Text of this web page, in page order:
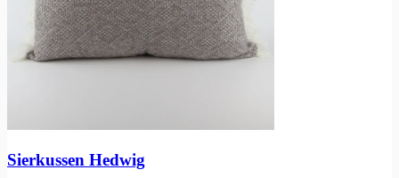
Sierkussen Hedwig